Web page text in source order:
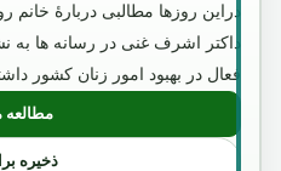
دراین روزها مطالبی دربارۀ خانم
داکتر اشرف غنی در رسانه ها
فعال در بهبود امور زنان کشور
مطالعه:
ذخیره